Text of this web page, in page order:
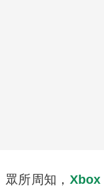
眾所周知， Xbox